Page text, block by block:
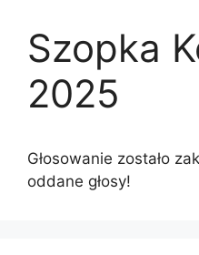
Szopka
2025
Głosowanie zostało
oddane głosy!